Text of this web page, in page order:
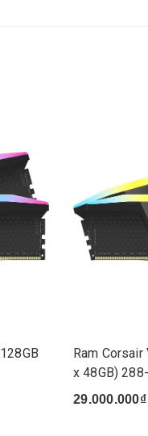
Ram Corsair
x 48GB) 288-
29.000.000₫